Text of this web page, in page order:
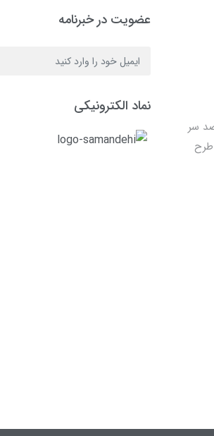
سر
(۱۲۰۰ طرح
عضویت در خبرنامه
نماد الکترونیکی